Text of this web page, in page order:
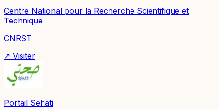
Centre National pour la Recherche Scientifique et
Technique
CNRST
↗ Visiter
Portail Sehati